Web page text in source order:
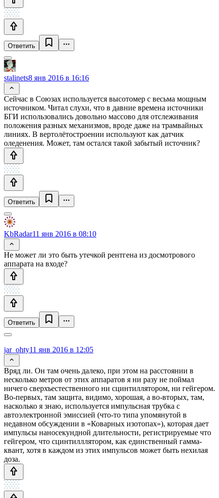
Ответить
stalinets8 янв 2016 в 16:16
Сейчас в Союзах используется высотомер с весьма мощным
источником. Читал слухи, что в давние времена источники
БГИ использовались довольно массово для отслеживания
положения разных механизмов, вроде даже на трамвайных
линиях. В вертолётостроении используют как датчик
оледенения. Может, там остался такой забытый источник?
Ответить
KbRadar11 янв 2016 в 08:10
Не может ли это быть утечкой рентгена из досмотрового
аппарата на входе?
Ответить
jar_ohty11 янв 2016 в 12:05
Вряд ли. Он там очень далеко, при этом на расстоянии в
несколько метров от этих аппаратов я ни разу не поймал
ничего сверхъестественного ни сцинтиллятором, ни гейгером.
Во-первых, там защита, видимо, хорошая, а во-вторых, там,
насколько я знаю, используется импульсная трубка с
автоэлектронной эмиссией (что-то типа упомянутой в
недавном обсуждении в «Коварных изотопах»), которая дает
импульсы наносекундной длительности, регистрируемые что
гейгером, что сцинтилллятором, как единственный гамма-
квант, хотя в каждом из этих импульсов может быть нехилая
доза.